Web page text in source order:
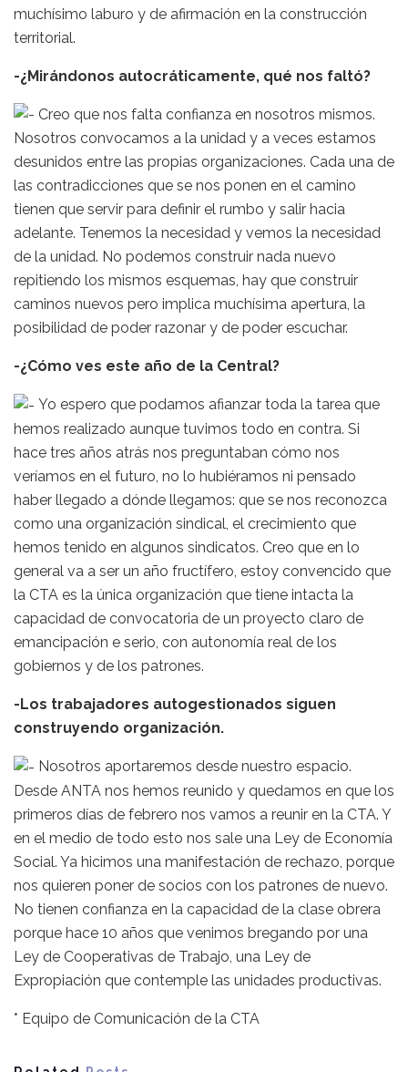
muchísimo laburo y de afirmación en la construcción
territorial.
-¿Mirándonos autocráticamente, qué nos faltó?
Creo que nos falta confianza en nosotros mismos.
Nosotros convocamos a la unidad y a veces estamos
desunidos entre las propias organizaciones. Cada una de
las contradicciones que se nos ponen en el camino
tienen que servir para definir el rumbo y salir hacia
adelante. Tenemos la necesidad y vemos la necesidad
de la unidad. No podemos construir nada nuevo
repitiendo los mismos esquemas, hay que construir
caminos nuevos pero implica muchísima apertura, la
posibilidad de poder razonar y de poder escuchar.
-¿Cómo ves este año de la Central?
Yo espero que podamos afianzar toda la tarea que
hemos realizado aunque tuvimos todo en contra. Si
hace tres años atrás nos preguntaban cómo nos
veríamos en el futuro, no lo hubiéramos ni pensado
haber llegado a dónde llegamos: que se nos reconozca
como una organización sindical, el crecimiento que
hemos tenido en algunos sindicatos. Creo que en lo
general va a ser un año fructífero, estoy convencido que
la CTA es la única organización que tiene intacta la
capacidad de convocatoria de un proyecto claro de
emancipación e serio, con autonomía real de los
gobiernos y de los patrones.
-Los trabajadores autogestionados siguen
construyendo organización.
Nosotros aportaremos desde nuestro espacio.
Desde ANTA nos hemos reunido y quedamos en que los
primeros días de febrero nos vamos a reunir en la CTA. Y
en el medio de todo esto nos sale una Ley de Economía
Social. Ya hicimos una manifestación de rechazo, porque
nos quieren poner de socios con los patrones de nuevo.
No tienen confianza en la capacidad de la clase obrera
porque hace 10 años que venimos bregando por una
Ley de Cooperativas de Trabajo, una Ley de
Expropiación que contemple las unidades productivas.
* Equipo de Comunicación de la CTA